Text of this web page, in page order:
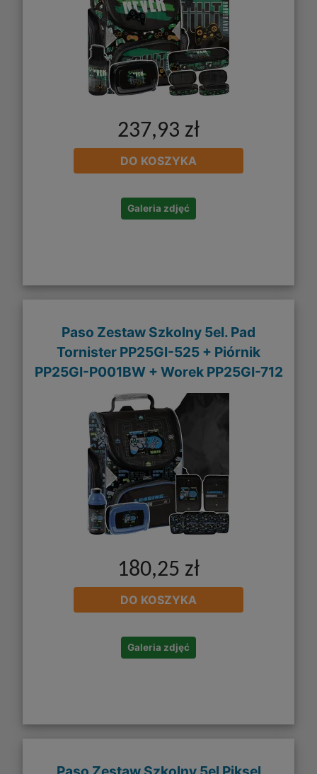
237,93 zł
DO KOSZYKA
Galeria zdjęć
Paso Zestaw Szkolny 5el. Pad
Tornister PP25GI-525 + Piórnik
PP25GI-P001BW + Worek PP25GI-712
180,25 zł
DO KOSZYKA
Galeria zdjęć